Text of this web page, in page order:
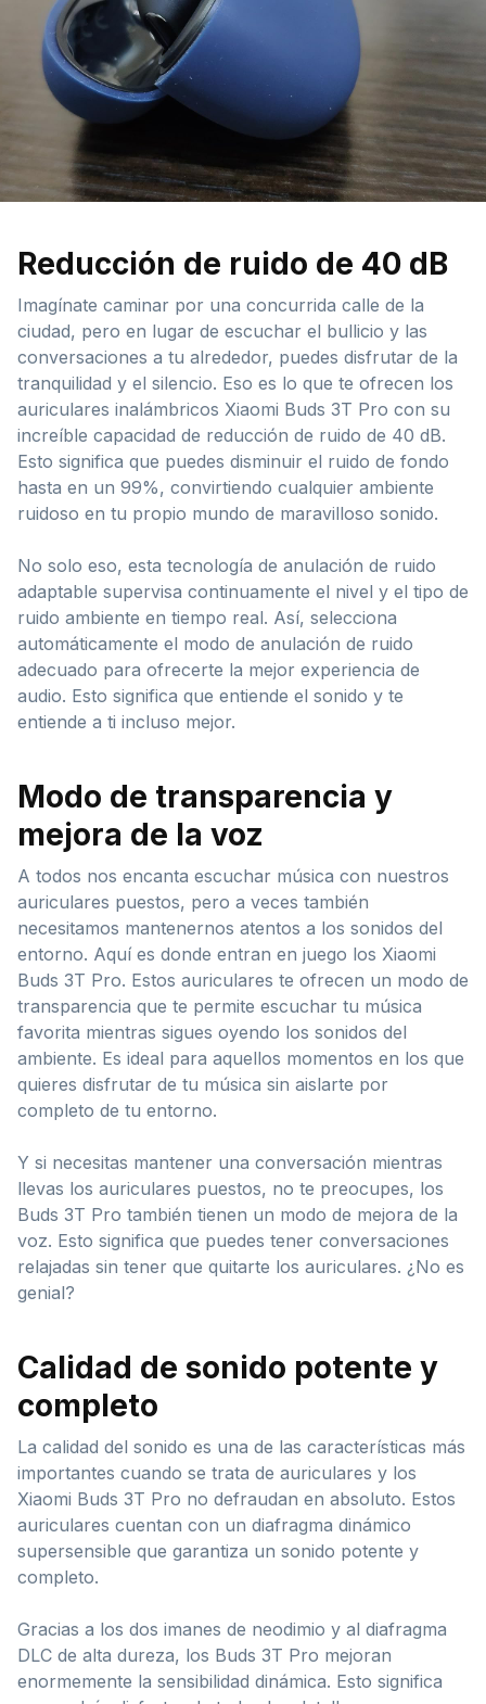
Reducción de ruido de 40 dB
Imagínate caminar por una concurrida calle de la
ciudad, pero en lugar de escuchar el bullicio y las
conversaciones a tu alrededor, puedes disfrutar de la
tranquilidad y el silencio. Eso es lo que te ofrecen los
auriculares inalámbricos Xiaomi Buds 3T Pro con su
increíble capacidad de reducción de ruido de 40 dB.
Esto significa que puedes disminuir el ruido de fondo
hasta en un 99%, convirtiendo cualquier ambiente
ruidoso en tu propio mundo de maravilloso sonido.
No solo eso, esta tecnología de anulación de ruido
adaptable supervisa continuamente el nivel y el tipo de
ruido ambiente en tiempo real. Así, selecciona
automáticamente el modo de anulación de ruido
adecuado para ofrecerte la mejor experiencia de
audio. Esto significa que entiende el sonido y te
entiende a ti incluso mejor.
Modo de transparencia y
mejora de la voz
A todos nos encanta escuchar música con nuestros
auriculares puestos, pero a veces también
necesitamos mantenernos atentos a los sonidos del
entorno. Aquí es donde entran en juego los Xiaomi
Buds 3T Pro. Estos auriculares te ofrecen un modo de
transparencia que te permite escuchar tu música
favorita mientras sigues oyendo los sonidos del
ambiente. Es ideal para aquellos momentos en los que
quieres disfrutar de tu música sin aislarte por
completo de tu entorno.
Y si necesitas mantener una conversación mientras
llevas los auriculares puestos, no te preocupes, los
Buds 3T Pro también tienen un modo de mejora de la
voz. Esto significa que puedes tener conversaciones
relajadas sin tener que quitarte los auriculares. ¿No es
genial?
Calidad de sonido potente y
completo
La calidad del sonido es una de las características más
importantes cuando se trata de auriculares y los
Xiaomi Buds 3T Pro no defraudan en absoluto. Estos
auriculares cuentan con un diafragma dinámico
supersensible que garantiza un sonido potente y
completo.
Gracias a los dos imanes de neodimio y al diafragma
DLC de alta dureza, los Buds 3T Pro mejoran
enormemente la sensibilidad dinámica. Esto significa